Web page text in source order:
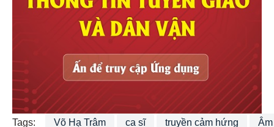
Tags: Võ Hạ Trâm ca sĩ truyền cảm hứng